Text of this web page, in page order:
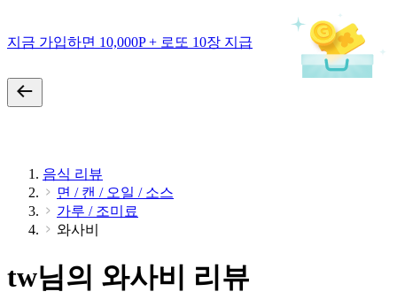
지금 가입하면 10,000P + 로또 10장 지급
음식 리뷰
면 / 캔 / 오일 / 소스
가루 / 조미료
와사비
tw님의 와사비 리뷰